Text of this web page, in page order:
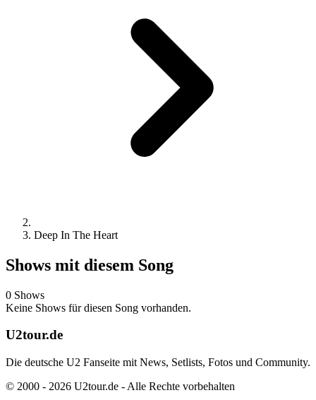
Deep In The Heart
Shows mit diesem Song
0 Shows
Keine Shows für diesen Song vorhanden.
U2tour.de
Die deutsche U2 Fanseite mit News, Setlists, Fotos und Community.
© 2000 - 2026 U2tour.de - Alle Rechte vorbehalten